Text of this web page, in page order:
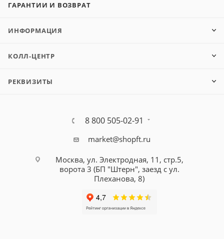
ГАРАНТИИ И ВОЗВРАТ
ИНФОРМАЦИЯ
КОЛЛ-ЦЕНТР
РЕКВИЗИТЫ
8 800 505-02-91
market@shopft.ru
Москва, ул. Электродная, 11, стр.5,
ворота 3 (БП "Штерн", заезд с ул.
Плеханова, 8)